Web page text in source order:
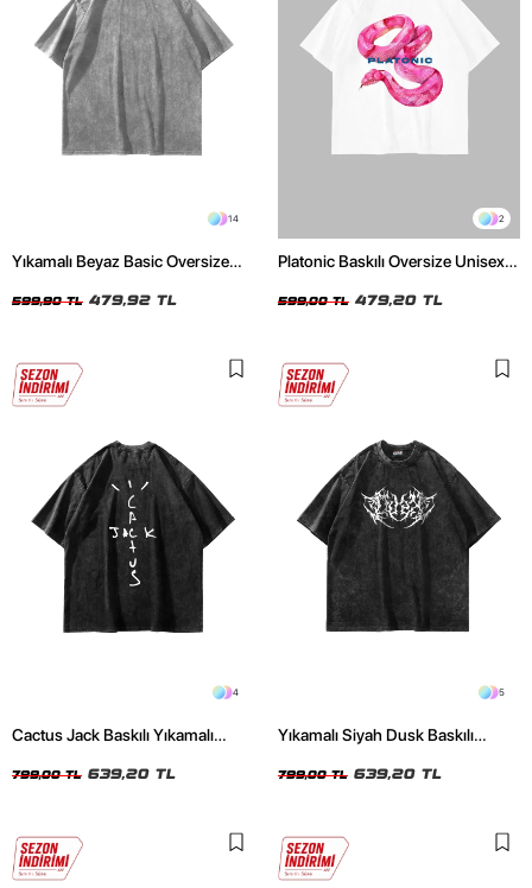
14
Yıkamalı Beyaz Basic Oversize
599,90 TL 479,92 TL
2
Platonic Baskılı Oversize Unisex
599,00 TL 479,20 TL
4
Cactus Jack Baskılı Yıkamalı
799,00 TL 639,20 TL
5
Yıkamalı Siyah Dusk Baskılı
799,00 TL 639,20 TL